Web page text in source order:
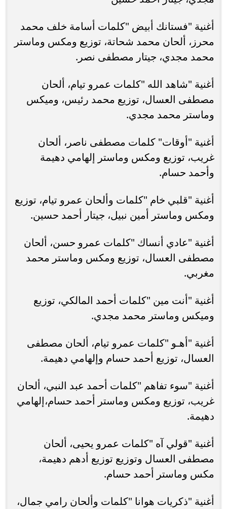
أغنية "فستانك أبيض "كلمات أسامة خلف محمد
محرز، ألحان محمد شحاتة، توزيع ومكس وماستر
محمد مجدي، جيتار مصطفى نصر.
أغنية "شاهد الله "كلمات عمرو تيام، ألحان
مصطفى العسال، توزيع محمد رئيس، وميكس
وماستر محمد مجدي.
أغنية "أوقات" كلمات مصطفى ناصر، ألحان
غريب، توزيع ومكس وماستر إلهامي دهيمة
وأحمد حسام.
أغنية "قلبي خام "كلمات وألحان عمرو تيام، توزيع
ومكس وماستر أمين نبيل، جيتار أحمد حسين.
أغنية "عادي أنساك "كلمات عمرو حسن، ألحان
مصطفى العسال، توزيع ومكس وماستر محمد
مغربي.
أغنية "أنت مين "كلمات أحمد المالكي، توزيع
وميكس وماستر محمد مجدي.
أغنية "أهـو "كلمات عمرو تيام، ألحان مصطفى
العسال، توزيع أحمد حسام وإلهامي دهيمة.
أغنية "سوء تفاهم "كلمات أحمد عبد النبي، ألحان
غريب، توزيع ومكس وماستر أحمد حسام،إلهامي
دهيمة.
أغنية "قولي آه "كلمات عمرو يحيى، ألحان
مصطفى العسال وتوزيع توزيع أدهم دهيمة،
مكس وماستر أحمد حسام.
أغنية "ذكريات هوانا "كلمات وألحان رامي جمال،